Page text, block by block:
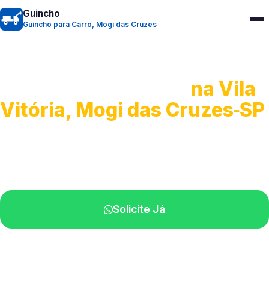
Guincho
Guincho para Carro, Mogi das Cruzes
na Vila
Vitória, Mogi das Cruzes‑SP
Solicite Já